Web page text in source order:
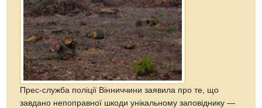
Прес-служба поліції Вінниччини заявила про те, що
завдано непоправної шкоди унікальному заповіднику —